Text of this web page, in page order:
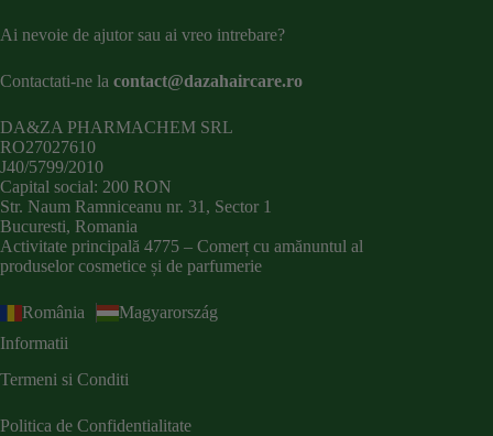
Ai nevoie de ajutor sau ai vreo intrebare?
Contactati-ne la contact@dazahaircare.ro
DA&ZA PHARMACHEM SRL
RO27027610
J40/5799/2010
Capital social: 200 RON
Str. Naum Ramniceanu nr. 31, Sector 1
Bucuresti, Romania
Activitate principală 4775 – Comerț cu amănuntul al
produselor cosmetice și de parfumerie
România
Magyarország
Informatii
Termeni si Conditi
Politica de Confidentialitate